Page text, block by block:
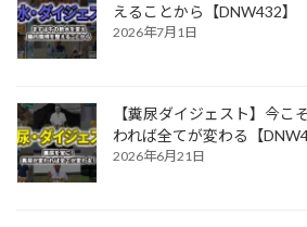
えることから【DNW432】
2026年7月1日
【糞尿ダイジェスト】今こ
われば全てが変わる【
2026年6月21日